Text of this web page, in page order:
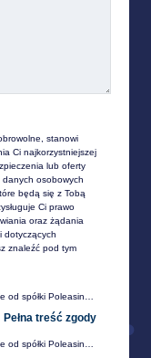
stanowi
Ci najkorzystniejszej
lub oferty
osobowych
będą się z Tobą
Ci prawo
oraz żądania
dotyczących
znaleźć pod tym